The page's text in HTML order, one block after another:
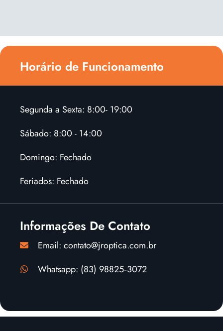
Horário de Funcionamento
Segunda a Sexta: 8:00- 19:00
Sábado: 8:00 - 14:00
Domingo: Fechado
Feriados: Fechado
Informações De Contato
Email: contato@jroptica.com.br
Whatsapp: (83) 98825‑3072